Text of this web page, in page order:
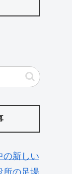
の新しい